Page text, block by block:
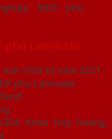
MDF phủ
phủ Laminate
nhất từ năm 2021
phủ Laminate
Khóa Huy Hoàng,